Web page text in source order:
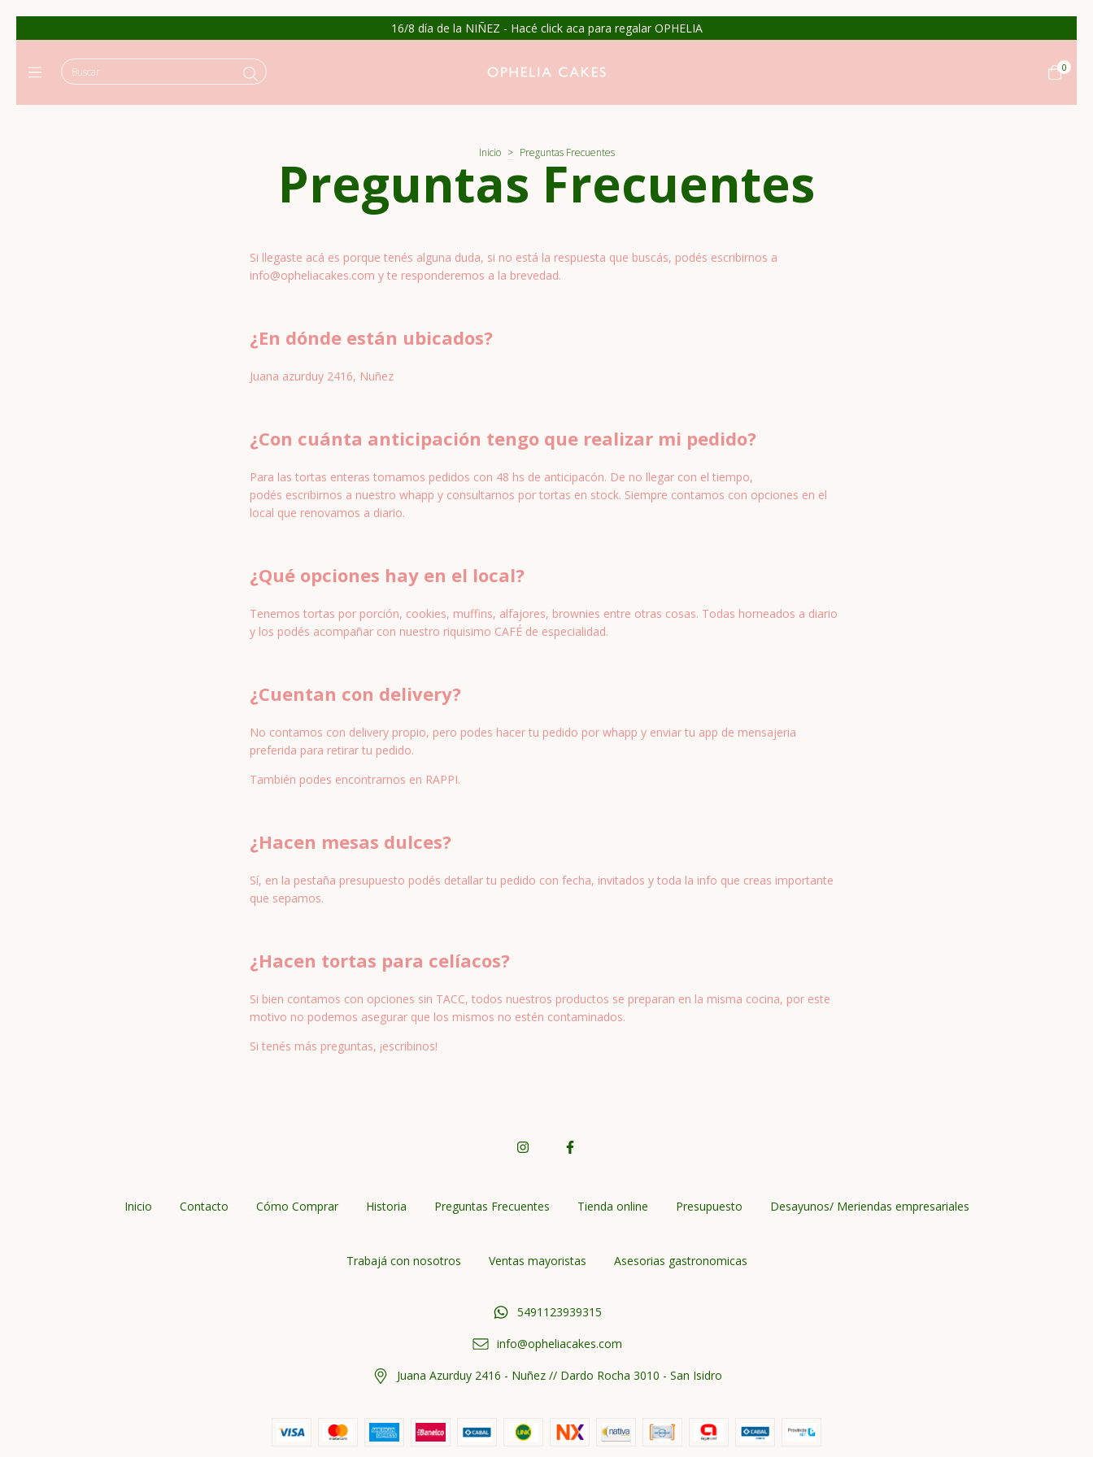
16/8 día de la NIÑEZ - Hacé click aca para regalar OPHELIA
0
Inicio > Preguntas Frecuentes
Preguntas Frecuentes
Si llegaste acá es porque tenés alguna duda, si no está la respuesta que buscás, podés escribirnos a
info@opheliacakes.com y te responderemos a la brevedad.
¿En dónde están ubicados?
Juana azurduy 2416, Nuñez
¿Con cuánta anticipación tengo que realizar mi pedido?
Para las tortas enteras tomamos pedidos con 48 hs de anticipacón. De no llegar con el tiempo,
podés escribirnos a nuestro whapp y consultarnos por tortas en stock. Siempre contamos con opciones en el
local que renovamos a diario.
¿Qué opciones hay en el local?
Tenemos tortas por porción, cookies, muffins, alfajores, brownies entre otras cosas. Todas horneados a diario
y los podés acompañar con nuestro riquisimo CAFÉ de especialidad.
¿Cuentan con delivery?
No contamos con delivery propio, pero podes hacer tu pedido por whapp y enviar tu app de mensajeria
preferida para retirar tu pedido.
También podes encontrarnos en RAPPI.
¿Hacen mesas dulces?
Sí, en la pestaña presupuesto podés detallar tu pedido con fecha, invitados y toda la info que creas importante
que sepamos.
¿Hacen tortas para celíacos?
Si bien contamos con opciones sin TACC, todos nuestros productos se preparan en la misma cocina, por este
motivo no podemos asegurar que los mismos no estén contaminados.
Si tenés más preguntas, ¡escribinos!
Inicio Contacto Cómo Comprar Historia Preguntas Frecuentes Tienda online Presupuesto Desayunos/ Meriendas empresariales
Trabajá con nosotros Ventas mayoristas Asesorias gastronomicas
5491123939315
info@opheliacakes.com
Juana Azurduy 2416 - Nuñez // Dardo Rocha 3010 - San Isidro